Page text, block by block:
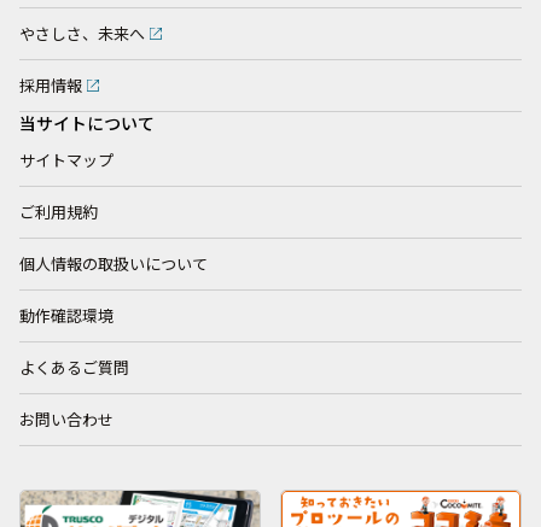
やさしさ、未来へ
採用情報
当サイトについて
サイトマップ
ご利用規約
個人情報の取扱いについて
動作確認環境
よくあるご質問
お問い合わせ